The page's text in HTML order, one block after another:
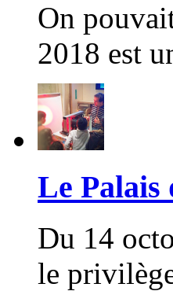
On
2018 est
Le Palais
Du 14
le